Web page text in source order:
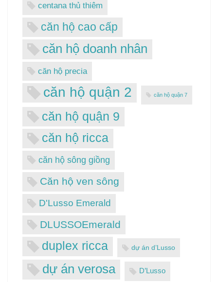
centana thủ thiêm
căn hộ cao cấp
căn hộ doanh nhân
căn hộ precia
căn hộ quận 2 căn hộ quận 7
căn hộ quận 9
căn hộ ricca
căn hộ sông giồng
Căn hộ ven sông
D'Lusso Emerald
DLUSSOEmerald
duplex ricca dự án d’Lusso
dự án verosa D’Lusso